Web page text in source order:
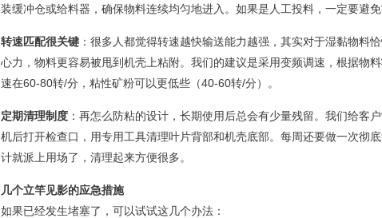
装缓冲仓或给料器，确保物料连续均匀地进入。如果是人工投料，一定要避免
转速匹配很关键 ：很多人都觉得转速越快输送能力越强，其实对于湿黏物料
心力，物料更容易被甩到机壳上粘附。我们的建议是采用变频调速，根据物
速在60-80转/分，粘性矿粉可以更低些（40-60转/分）。
定期清理制度 ：再怎么防粘的设计，长期使用后总会有少量残留。我们给客
机后打开检查口，用专用工具清理叶片背部和机壳底部。每周还要做一次彻
计就派上用场了，清理起来方便很多。
几个立竿见影的应急措施
如果已经发生堵塞了，可以试试这几个办法：